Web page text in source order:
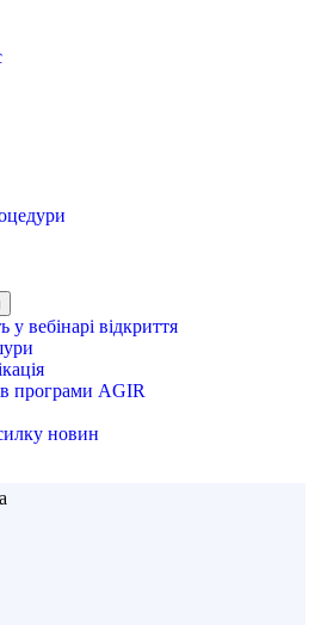
у вебінарі відкриття
програми AGIR
новин